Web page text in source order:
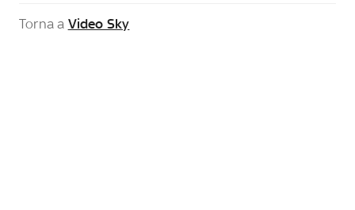
Torna a Video Sky